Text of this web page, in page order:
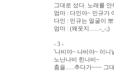
그대로 섰다. 노래를
엄마 : 다인아~ 민규가
다인 : 민규는 얼굴이
엄마 : (왜웃지.......-_-;)
- 3 -
'나비야~ 나비야~ 이니
노난나비 힌나비~
춤을......추다가~~~ 그